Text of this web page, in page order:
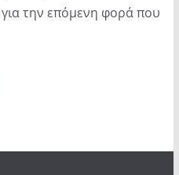
την επόμενη φορά που